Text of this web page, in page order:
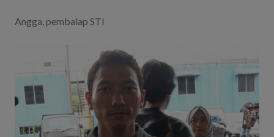
Angga, pembalap STI